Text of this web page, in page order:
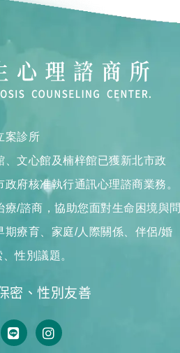
案診所
文心館及楠梓館已獲新北市政
府核准執行通訊心理諮商業務。
/諮商，協助您面對生命困境與問
療育、家庭/人際關係、伴侶/婚
性別議題。
密、性別友善